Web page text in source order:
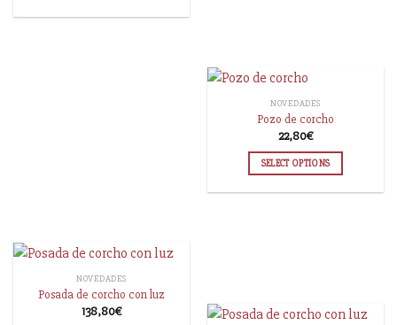
NOVEDADES
Pozo de corcho
22,80€
SELECT OPTIONS
NOVEDADES
Posada de corcho con luz
138,80€